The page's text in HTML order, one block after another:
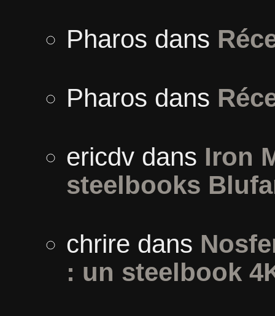
Pharos dans
Pharos dans
ericdvdans Iron
steelbooks
chrire dans
: un steelbook